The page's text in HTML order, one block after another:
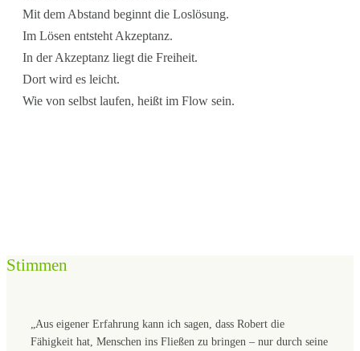
Mit dem Abstand beginnt die Loslösung.
Im Lösen entsteht Akzeptanz.
In der Akzeptanz liegt die Freiheit.
Dort wird es leicht.
Wie von selbst laufen, heißt im Flow sein.
Stimmen
„Aus eigener Erfahrung kann ich sagen, dass Robert die
Fähigkeit hat, Menschen ins Fließen zu bringen – nur durch seine